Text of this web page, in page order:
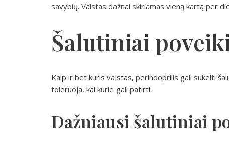
savybių. Vaistas dažnai skiriamas vieną kartą per
Šalutiniai
Kaip ir bet kuris vaistas, perindoprilis gali sukelti
toleruoja, kai kurie gali patirti:
Dažniausi šalutiniai